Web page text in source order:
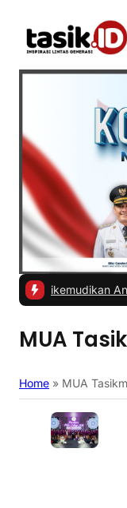
Dikemudikan Anak di
MUA
Home » MUA